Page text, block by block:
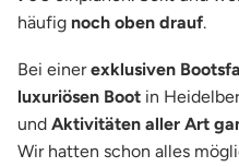
häufig noch oben drauf.
Bei einerexklusiven
luxuriösen Boot in
und Aktivitäten aller Art
Wir hatten schon alles